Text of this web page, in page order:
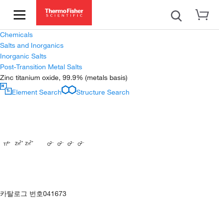
Chemicals
Salts and Inorganics
Inorganic Salts
Post-Transition Metal Salts
Zinc titanium oxide, 99.9% (metals basis)
Element Search
Structure Search
카탈로그 번호041673